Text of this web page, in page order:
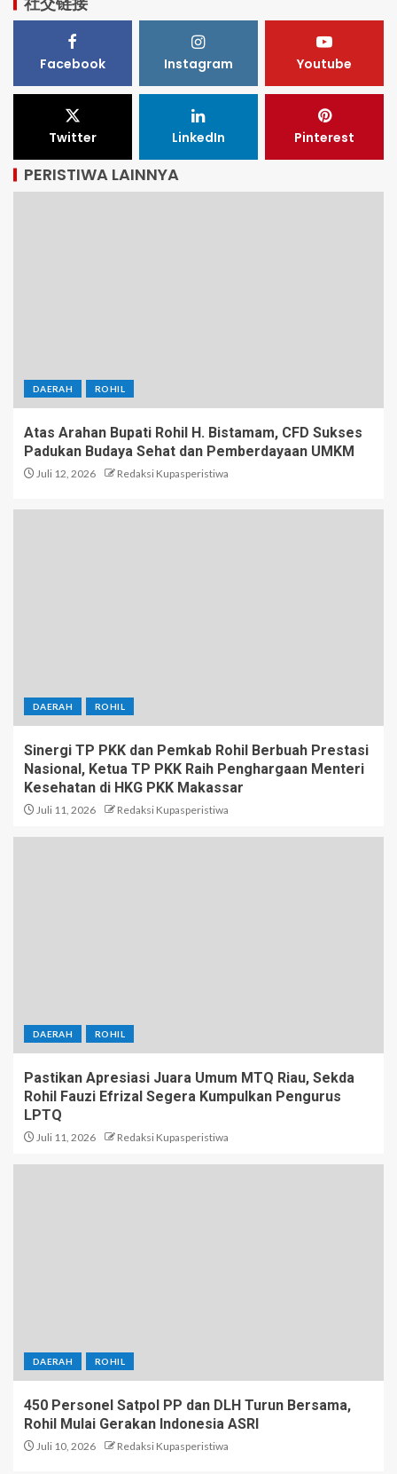
Facebook Instagram Youtube
Twitter LinkedIn Pinterest
PERISTIWA LAINNYA
DAERAH ROHIL
Atas Arahan Bupati Rohil H. Bistamam, CFD Sukses
Padukan Budaya Sehat dan Pemberdayaan UMKM
Juli 12, 2026 Redaksi Kupasperistiwa
DAERAH ROHIL
Sinergi TP PKK dan Pemkab Rohil Berbuah Prestasi
Nasional, Ketua TP PKK Raih Penghargaan Menteri
Kesehatan di HKG PKK Makassar
Juli 11, 2026 Redaksi Kupasperistiwa
DAERAH ROHIL
Pastikan Apresiasi Juara Umum MTQ Riau, Sekda
Rohil Fauzi Efrizal Segera Kumpulkan Pengurus
LPTQ
Juli 11, 2026 Redaksi Kupasperistiwa
DAERAH ROHIL
450 Personel Satpol PP dan DLH Turun Bersama,
Rohil Mulai Gerakan Indonesia ASRI
Juli 10, 2026 Redaksi Kupasperistiwa